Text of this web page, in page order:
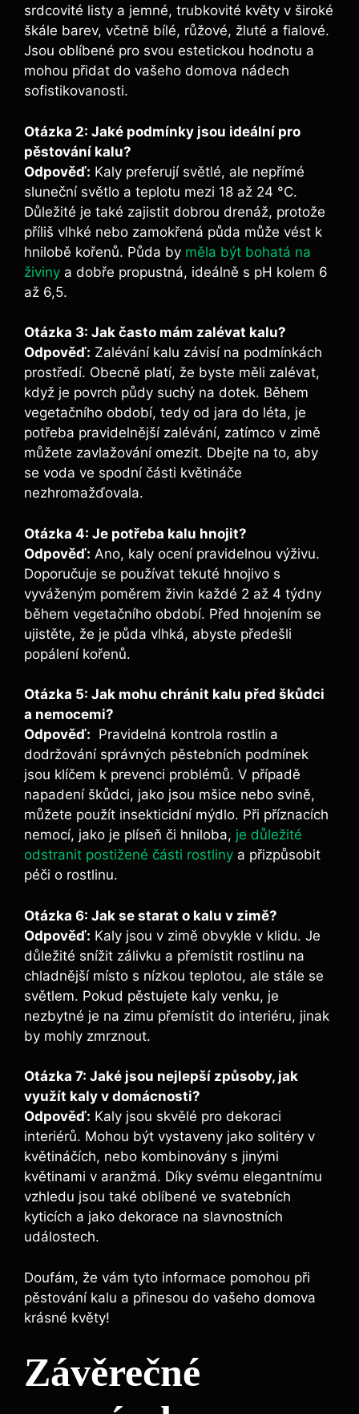
srdcovité listy a jemné, trubkovité květy v široké
škále barev, včetně bílé, růžové, žluté a fialové.
Jsou oblíbené pro svou estetickou hodnotu a
mohou přidat do vašeho domova nádech
sofistikovanosti.
Otázka 2: Jaké podmínky​ jsou ideální pro ​
pěstování kalu?
Odpověď: Kaly‌ preferují světlé, ale nepřímé
sluneční světlo a teplotu mezi 18 až 24 °C.
Důležité je také zajistit dobrou ⁢drenáž, protože
příliš vlhké nebo zamokřená půda může vést ‍k
hnilobě kořenů. Půda by měla být bohatá na
živiny ‍a dobře propustná, ideálně s pH kolem 6
až 6,5.
Otázka 3: Jak často mám zalévat⁤ kalu?
Odpověď: Zalévání kalu⁤ závisí na podmínkách
prostředí. Obecně ⁤platí, že‍ byste měli zalévat,
když je povrch ⁢půdy⁣ suchý na dotek. Během
vegetačního období, tedy od jara do léta, je
potřeba ⁢pravidelnější zalévání, zatímco v zimě
můžete zavlažování omezit. Dbejte na to,⁣ aby
se voda ve spodní části květináče
nezhromažďovala.
Otázka 4: Je​ potřeba kalu hnojit?
Odpověď: Ano, kaly ocení pravidelnou výživu.
Doporučuje se používat tekuté hnojivo s
vyváženým poměrem živin každé 2 až 4 ⁤týdny
během vegetačního období. Před hnojením se
ujistěte, že je půda vlhká, abyste předešli
popálení kořenů.
Otázka 5: Jak mohu chránit kalu před škůdci
a⁢ nemocemi?
Odpověď: ​ Pravidelná kontrola rostlin a
dodržování správných pěstebních podmínek
jsou klíčem⁢ k prevenci⁣ problémů. V případě
napadení škůdci, jako jsou mšice nebo svině,
můžete použít insekticidní mýdlo. Při příznacích
nemocí, jako je plíseň či hniloba, je důležité
odstranit postižené části rostliny a přizpůsobit
péči o rostlinu. ‍
Otázka 6: Jak se starat o kalu v​ zimě?
Odpověď: Kaly jsou v zimě obvykle v klidu. Je
důležité snížit zálivku a přemístit ⁢rostlinu na
chladnější místo s nízkou teplotou, ale stále se
světlem. Pokud pěstujete kaly venku, je
‍nezbytné je na zimu přemístit do‌ interiéru, jinak
by mohly zmrznout.
Otázka ​7: Jaké jsou nejlepší způsoby, ⁢jak
využít kaly v domácnosti?
Odpověď: Kaly jsou skvělé pro dekoraci
interiérů. Mohou být vystaveny jako solitéry v‌
květináčích, nebo kombinovány s jinými
květinami v aranžmá. Díky svému elegantnímu
vzhledu jsou také oblíbené ve svatebních
kyticích a jako dekorace na slavnostních
událostech.
Doufám, že vám tyto ⁢informace pomohou ⁢při
pěstování kalu a přinesou do ⁢vašeho domova
krásné květy! ‌
Závěrečné